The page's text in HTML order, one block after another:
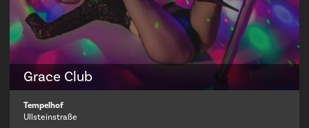
Grace Club
Tempelhof
Ullsteinstraße